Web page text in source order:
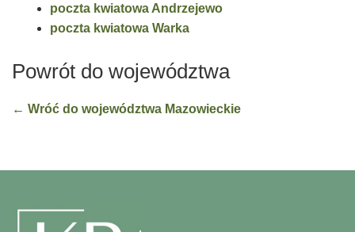
poczta kwiatowa Andrzejewo
poczta kwiatowa Warka
Powrót do województwa
← Wróć do województwa Mazowieckie